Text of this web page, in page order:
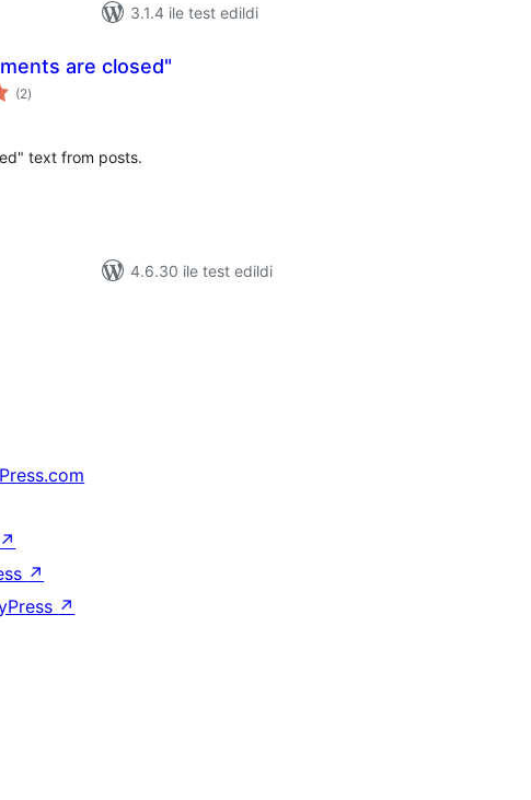
3.1.4 ile test edildi
are closed"
(2toplam
puan
)
text from posts.
4.6.30 ile test edildi
↗
↗
↗